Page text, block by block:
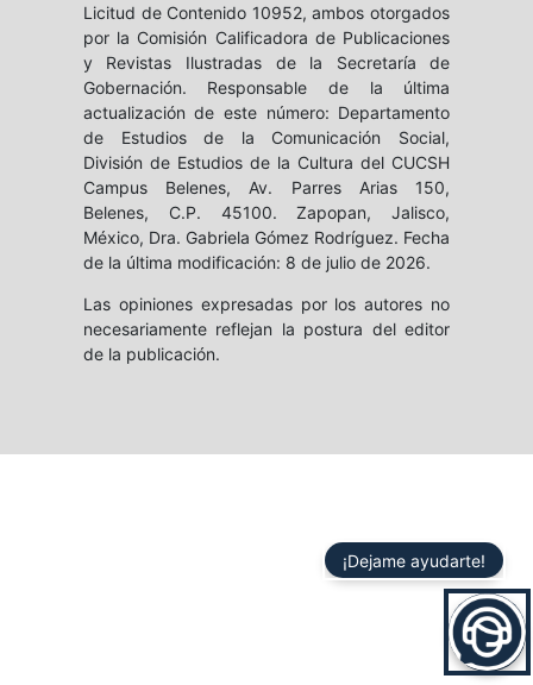
Licitud de Contenido 10952, ambos otorgados
por la Comisión Calificadora de Publicaciones
y Revistas Ilustradas de la Secretaría de
Gobernación. Responsable de la última
actualización de este número: Departamento
de Estudios de la Comunicación Social,
División de Estudios de la Cultura del CUCSH
Campus Belenes, Av. Parres Arias 150,
Belenes, C.P. 45100. Zapopan, Jalisco,
México, Dra. Gabriela Gómez Rodríguez. Fecha
de la última modificación: 8 de julio de 2026.
Las opiniones expresadas por los autores no
necesariamente reflejan la postura del editor
de la publicación.
¡Dejame ayudarte!